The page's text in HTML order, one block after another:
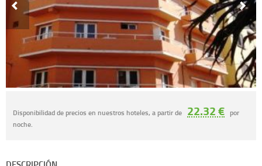
Disponibilidad de precios en nuestros hoteles, a partir de 22.32 € por
noche.